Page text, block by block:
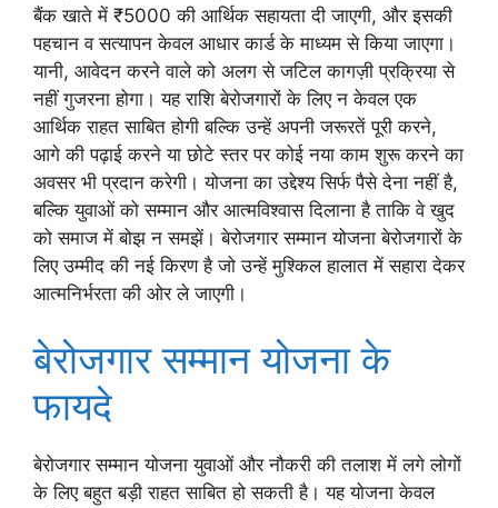
बैंक खाते में ₹5000 की आर्थिक सहायता दी जाएगी, और इसकी
पहचान व सत्यापन केवल आधार कार्ड के माध्यम से किया जाएगा।
यानी, आवेदन करने वाले को अलग से जटिल कागज़ी प्रक्रिया से
नहीं गुजरना होगा। यह राशि बेरोजगारों के लिए न केवल एक
आर्थिक राहत साबित होगी बल्कि उन्हें अपनी जरूरतें पूरी करने,
आगे की पढ़ाई करने या छोटे स्तर पर कोई नया काम शुरू करने का
अवसर भी प्रदान करेगी। योजना का उद्देश्य सिर्फ पैसे देना नहीं है,
बल्कि युवाओं को सम्मान और आत्मविश्वास दिलाना है ताकि वे खुद
को समाज में बोझ न समझें। बेरोजगार सम्मान योजना बेरोजगारों के
लिए उम्मीद की नई किरण है जो उन्हें मुश्किल हालात में सहारा देकर
आत्मनिर्भरता की ओर ले जाएगी।
बेरोजगार सम्मान योजना के
फायदे
बेरोजगार सम्मान योजना युवाओं और नौकरी की तलाश में लगे लोगों
के लिए बहुत बड़ी राहत साबित हो सकती है। यह योजना केवल